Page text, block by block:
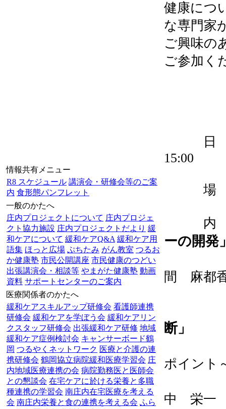
情報共有メニュー
R8 スケジュール 講演会・研修会等のご案
内 食形態パンフレット
一般のかたへ
庄内プロジェクトについて 庄内プロジェ
クト協力施設 庄内プロジェクトだより 緩
和ケアについて 緩和ケアQ&A 緩和ケア用
語集 ほっと広場 ぷちたみ がん教室 つるお
か健康塾 市民公開講座 市民健康のつどい
出張講演会・相談等 やまがた健康塾 動画
資料 サポートセンターのご案内
医療関係者のかたへ
緩和ケアスキルアップ研修会 看護師連携
研修会 緩和ケアを学ぼう会 緩和ケアリン
クスタッフ研修会 出張緩和ケア研修 地域
緩和ケア症例検討会 キャンサーボード鶴
岡 つるやくネットワーク 医療と介護の連
携研修会 鶴岡協立病院緩和医療学習会 庄
内地域医療連携の会 病院勤務医と医師会
との懇談会 在宅ケアに於ける栄養と多職
種連携の学習会 南庄内在宅医療を考える
会 南庄内栄養と食の連携を考える会 ふら
健康につ
な専門家
ご興味の
ご参加く
日 時
15:00
場 所
内
ーの開発
間 麻都
断」
ポイント
中 栄一